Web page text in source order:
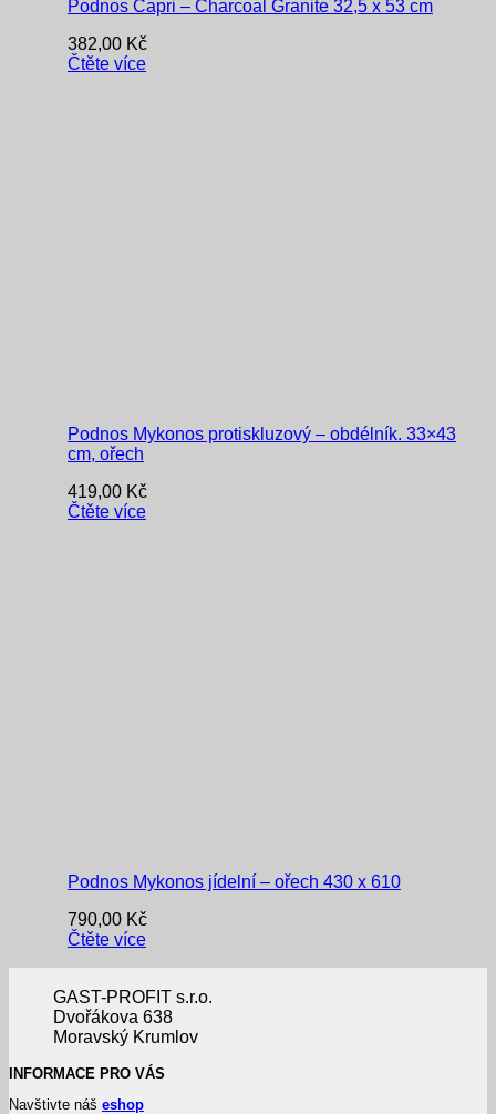
Podnos Capri – Charcoal Granite 32,5 x 53 cm
382,00 Kč
Čtěte více
Podnos Mykonos protiskluzový – obdélník. 33×43
cm, ořech
419,00 Kč
Čtěte více
Podnos Mykonos jídelní – ořech 430 x 610
790,00 Kč
Čtěte více
GAST-PROFIT s.r.o.
Dvořákova 638
Moravský Krumlov
INFORMACE PRO VÁS
Navštivte náš eshop